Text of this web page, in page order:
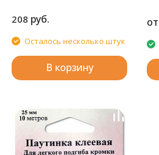
208 руб.
Осталось несколько штук
В корзину
от